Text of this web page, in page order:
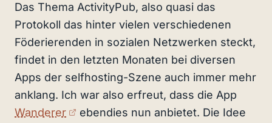
Das Thema ActivityPub, also quasi das
Protokoll das hinter vielen verschiedenen
Föderierenden in sozialen Netzwerken steckt,
findet in den letzten Monaten bei diversen
Apps der selfhosting-Szene auch immer mehr
anklang. Ich war also erfreut, dass die App
Wanderer
(externer Link)
ebendies nun anbietet. Die Idee